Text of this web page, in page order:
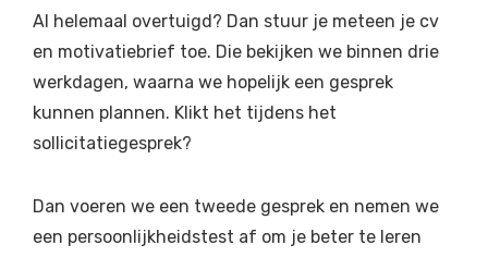
Al helemaal overtuigd? Dan stuur je meteen je cv
en motivatiebrief toe. Die bekijken we binnen drie
werkdagen, waarna we hopelijk een gesprek
kunnen plannen. Klikt het tijdens het
sollicitatiegesprek?
Dan voeren we een tweede gesprek en nemen we
een persoonlijkheidstest af om je beter te leren